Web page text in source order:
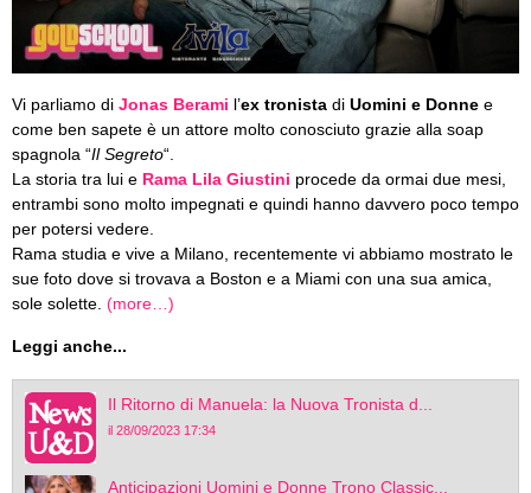
Vi parliamo di Jonas Berami l’ex tronista di Uomini e Donne e
come ben sapete è un attore molto conosciuto grazie alla soap
spagnola “Il Segreto“.
La storia tra lui e Rama Lila Giustini procede da ormai due mesi,
entrambi sono molto impegnati e quindi hanno davvero poco tempo
per potersi vedere.
Rama studia e vive a Milano, recentemente vi abbiamo mostrato le
sue foto dove si trovava a Boston e a Miami con una sua amica,
sole solette. (more…)
Leggi anche...
Il Ritorno di Manuela: la Nuova Tronista d...
il 28/09/2023 17:34
Anticipazioni Uomini e Donne Trono Classic...